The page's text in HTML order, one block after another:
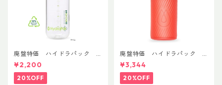
廃盤特価 ハイドラパック
リーコン ツイスト＆シップ 50
0ml
¥2,200
20%OFF
廃盤特価 ハイドラパック
フラックス 750ml
¥3,344
20%OFF